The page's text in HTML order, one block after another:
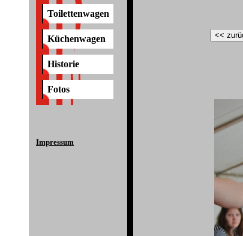
Toilettenwagen
Küchenwagen
Historie
Fotos
Impressum